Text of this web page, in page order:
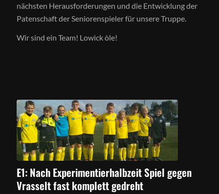
nächsten Herausforderungen und die Entwicklung der
Patenschaft der Seniorenspieler für unsere Truppe.
Wir sind ein Team! Lowick òle!
E1: Nach Experimentierhalbzeit Spiel gegen
Vrasselt fast komplett gedreht